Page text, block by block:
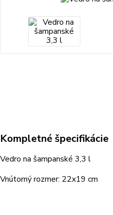
Kompletné špecifikácie
Vedro na šampanské 3,3 l
Vnútorný rozmer: 22x19 cm